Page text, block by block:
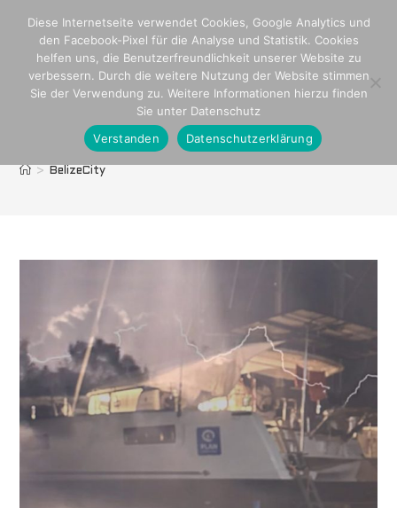
springen
BelizeCity
> BelizeCity
Diese Internetseite verwendet Cookies, Google Analytics und
den Facebook-Pixel für die Analyse und Statistik. Cookies
helfen uns, die Benutzerfreundlichkeit unserer Website zu
verbessern. Durch die weitere Nutzung der Website stimmen
Sie der Verwendung zu. Weitere Informationen hierzu finden
Sie unter Datenschutz
Verstanden
Datenschutzerklärung